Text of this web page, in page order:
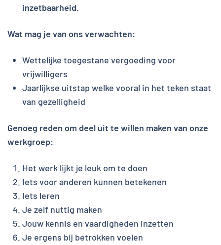
inzetbaarheid.
Wat mag je van ons verwachten:
Wettelijke toegestane vergoeding voor
vrijwilligers
Jaarlijkse uitstap welke vooral in het teken staat
van gezelligheid
Genoeg reden om deel uit te willen maken van onze
werkgroep:
Het werk lijkt je leuk om te doen
Iets voor anderen kunnen betekenen
Iets leren
Je zelf nuttig maken
Jouw kennis en vaardigheden inzetten
Je ergens bij betrokken voelen